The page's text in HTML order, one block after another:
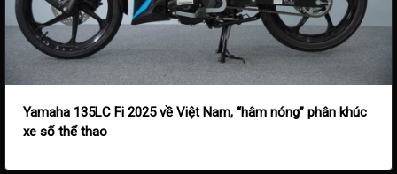
Yamaha 135LC Fi 2025 về Việt Nam, “hâm nóng” phân khúc
xe số thể thao